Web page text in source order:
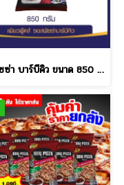
ซอสพิซซ่า บาร์บีคิว ขนาด 850 กรัม